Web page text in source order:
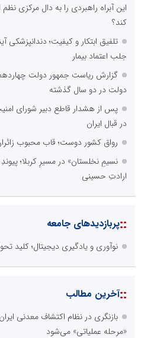
این آبراه راهبردی را به دال مرکزی
کند؟
تلفیق ابتکار و کیفیت؛ دندانپزشکی
جلب اعتماد بیمار
گزارش ریاست جمهور دولت
دولت در دو سال گذشته
پس از هشدار قاطع دبیر شورای
در قبال ایران
رواق کشور دوست؛ قاب محبوب زائران
نسیمِ نخلستان» در مسیرِ کربلا؛
ارادتِ حسینی
::پربازدیدهای جامعه
نوآوری و یادگیری دیجیتال؛ کلید
::آخرین مطالب
بازنگری در نظام اکتشاف معدنی
«مرحله عملیاتی» می‌شود